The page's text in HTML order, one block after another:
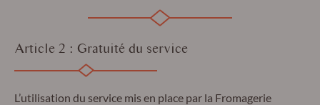
Article 2 : Gratuité du service
L’utilisation du service mis en place par la Fromagerie